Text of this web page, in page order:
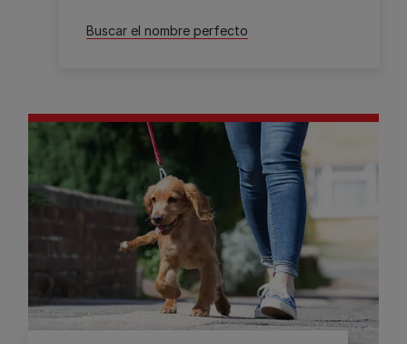
Buscar el nombre perfecto